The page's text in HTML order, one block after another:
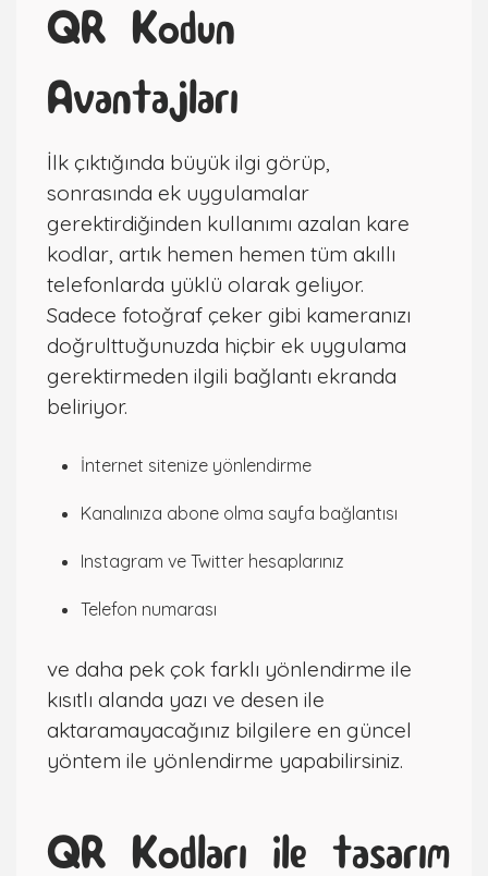
QR Kodun
Avantajları
İlk çıktığında büyük ilgi görüp,
sonrasında ek uygulamalar
gerektirdiğinden kullanımı azalan kare
kodlar, artık hemen hemen tüm akıllı
telefonlarda yüklü olarak geliyor.
Sadece fotoğraf çeker gibi kameranızı
doğrulttuğunuzda hiçbir ek uygulama
gerektirmeden ilgili bağlantı ekranda
beliriyor.
İnternet sitenize yönlendirme
Kanalınıza abone olma sayfa bağlantısı
Instagram ve Twitter hesaplarınız
Telefon numarası
ve daha pek çok farklı yönlendirme ile
kısıtlı alanda yazı ve desen ile
aktaramayacağınız bilgilere en güncel
yöntem ile yönlendirme yapabilirsiniz.
QR Kodları ile tasarım